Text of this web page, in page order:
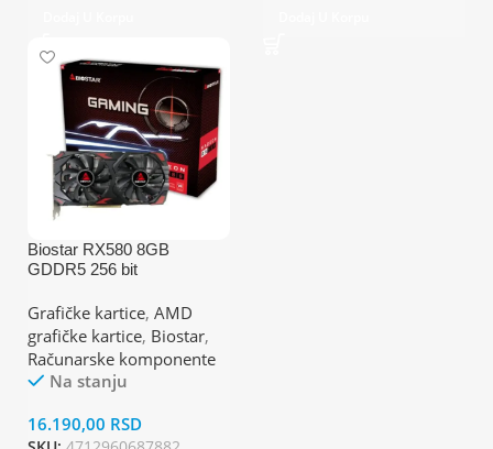
Biostar RX580 8GB
GDDR5 256 bit
kartica
Grafičke kartice, AMD
grafičke kartice, Biostar,
Računarske komponente
Na stanju
16.190,00 RSD